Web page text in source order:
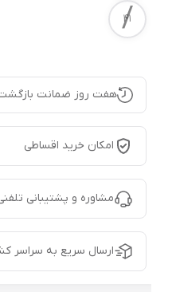
/
هفت روز ضمانت بازگشت کالا
امکان خرید اقساطی
مشاوره و پشتیبانی تلفنی
ارسال سریع به سراسر کشور